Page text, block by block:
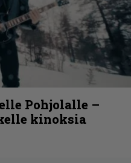
Pohjolalle –
kinoksia